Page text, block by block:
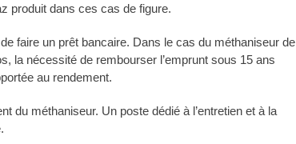
produit dans ces cas de figure.
faire un prêt bancaire. Dans le cas du méthaniseur de
la nécessité de rembourser l’emprunt sous 15 ans
au rendement.
du méthaniseur. Un poste dédié à l’entretien et à la